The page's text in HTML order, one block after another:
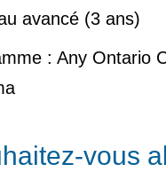
avancé (3 ans)
: Any Ontario
vous